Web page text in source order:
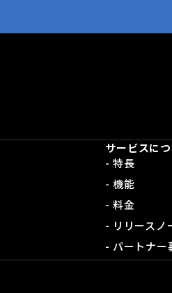
サービスに
- 特長
- 機能
- 料金
- リリースノ
- パートナー